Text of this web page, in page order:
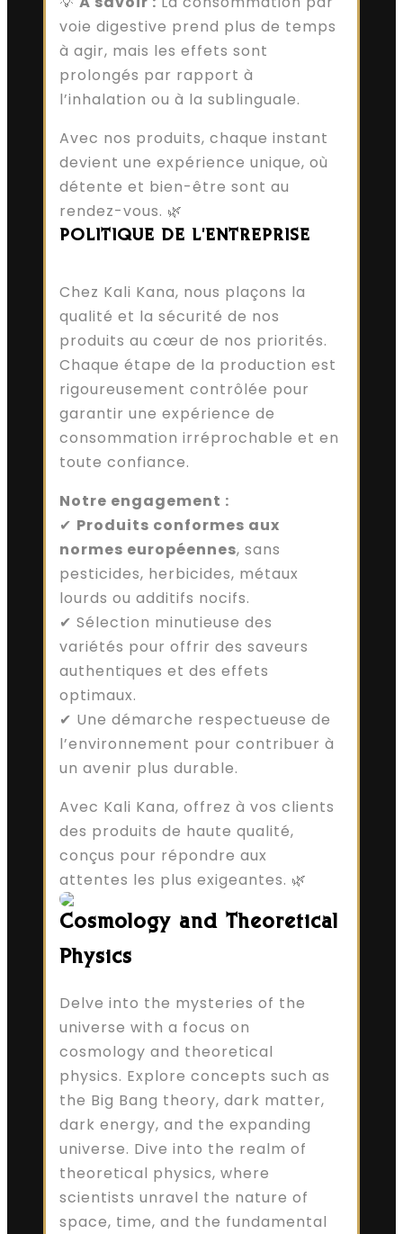
voie digestive prend plus de temps
à agir, mais les effets sont
prolongés par rapport à
l’inhalation ou à la sublinguale.
Avec nos produits, chaque instant
devient une expérience unique, où
détente et bien-être sont au
rendez-vous. 🌿
POLITIQUE DE L'ENTREPRISE
Chez Kali Kana, nous plaçons la
qualité et la sécurité de nos
produits au cœur de nos priorités.
Chaque étape de la production est
rigoureusement contrôlée pour
garantir une expérience de
consommation irréprochable et en
toute confiance.
Notre engagement :
✔ Produits conformes aux
normes européennes, sans
pesticides, herbicides, métaux
lourds ou additifs nocifs.
✔ Sélection minutieuse des
variétés pour offrir des saveurs
authentiques et des effets
optimaux.
✔ Une démarche respectueuse de
l’environnement pour contribuer à
un avenir plus durable.
Avec Kali Kana, offrez à vos clients
des produits de haute qualité,
conçus pour répondre aux
attentes les plus exigeantes. 🌿
Cosmology and Theoretical
Physics
Delve into the mysteries of the
universe with a focus on
cosmology and theoretical
physics. Explore concepts such as
the Big Bang theory, dark matter,
dark energy, and the expanding
universe. Dive into the realm of
theoretical physics, where
scientists unravel the nature of
space, time, and the fundamental